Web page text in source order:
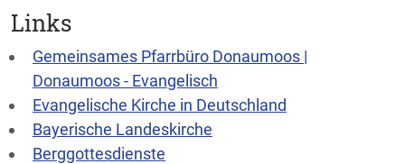
Links
Gemeinsames Pfarrbüro Donaumoos |
Donaumoos - Evangelisch
Evangelische Kirche in Deutschland
Bayerische Landeskirche
Berggottesdienste